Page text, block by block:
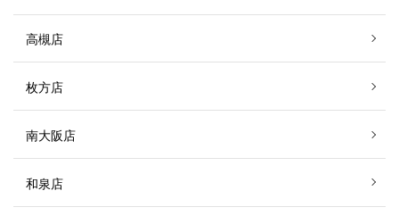
高槻店
枚方店
南大阪店
和泉店